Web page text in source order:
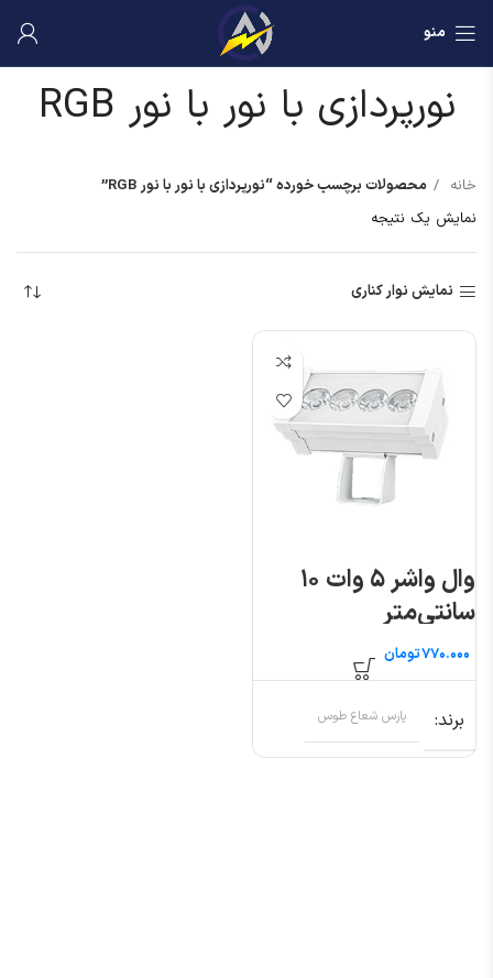
منو
نورپردازی با نور با نور RGB
خانه
محصولات برچسب خورده “نورپردازی با نور با نور RGB”
نمایش یک نتیجه
نمایش نوار کناری
وال واشر ۵ وات ۱۰
سانتی‌متر
تومان
برند پارس شعاع طوس